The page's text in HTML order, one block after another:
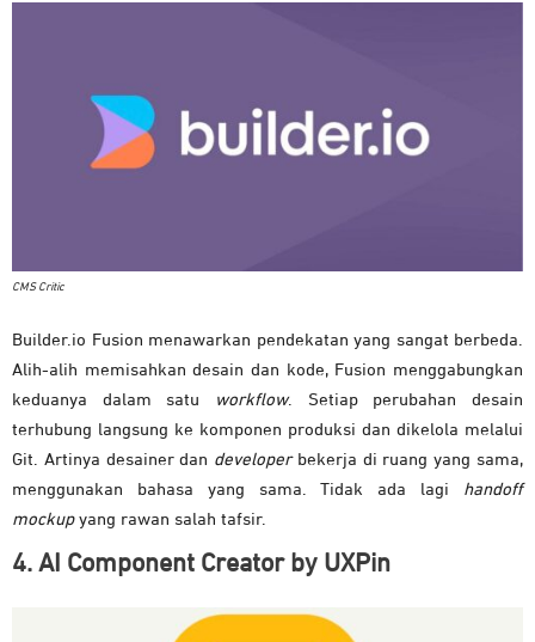
CMS Critic
Builder.io Fusion menawarkan pendekatan yang sangat berbeda.
Alih-alih memisahkan desain dan kode, Fusion menggabungkan
keduanya dalam satu
workflow. Setiap perubahan desain
terhubung langsung ke komponen produksi dan dikelola melalui
Git. Artinya desainer dan developerbekerja di ruang yang sama,
menggunakan bahasa yang sama. Tidak ada lagi handoff
mockupyang rawan salah tafsir.
4. AI Component Creator by UXPin